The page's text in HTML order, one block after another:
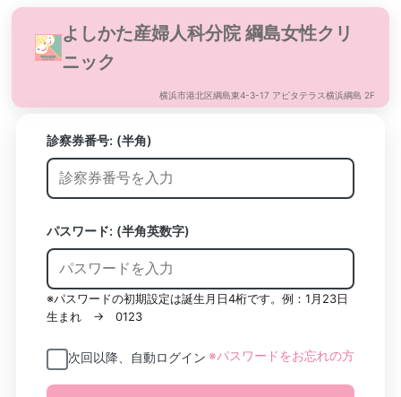
よしかた産婦人科分院 綱島女性クリ
ニック
横浜市港北区綱島東4-3-17 アピタテラス横浜綱島 2F
診察券番号: (半角)
パスワード: (半角英数字)
※パスワードの初期設定は誕生月日4桁です。例：1月23日
生まれ → 0123
次回以降、自動ログイン ※パスワードをお忘れの方